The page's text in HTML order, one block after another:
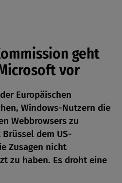
teilenteilen
Facebook teilen
kopieren
per Mail teilen
geht
vor
Europäischen
Windows-Nutzern die
Webbrowsers zu
dem US-
Zusagen nicht
zu haben. Es droht eine